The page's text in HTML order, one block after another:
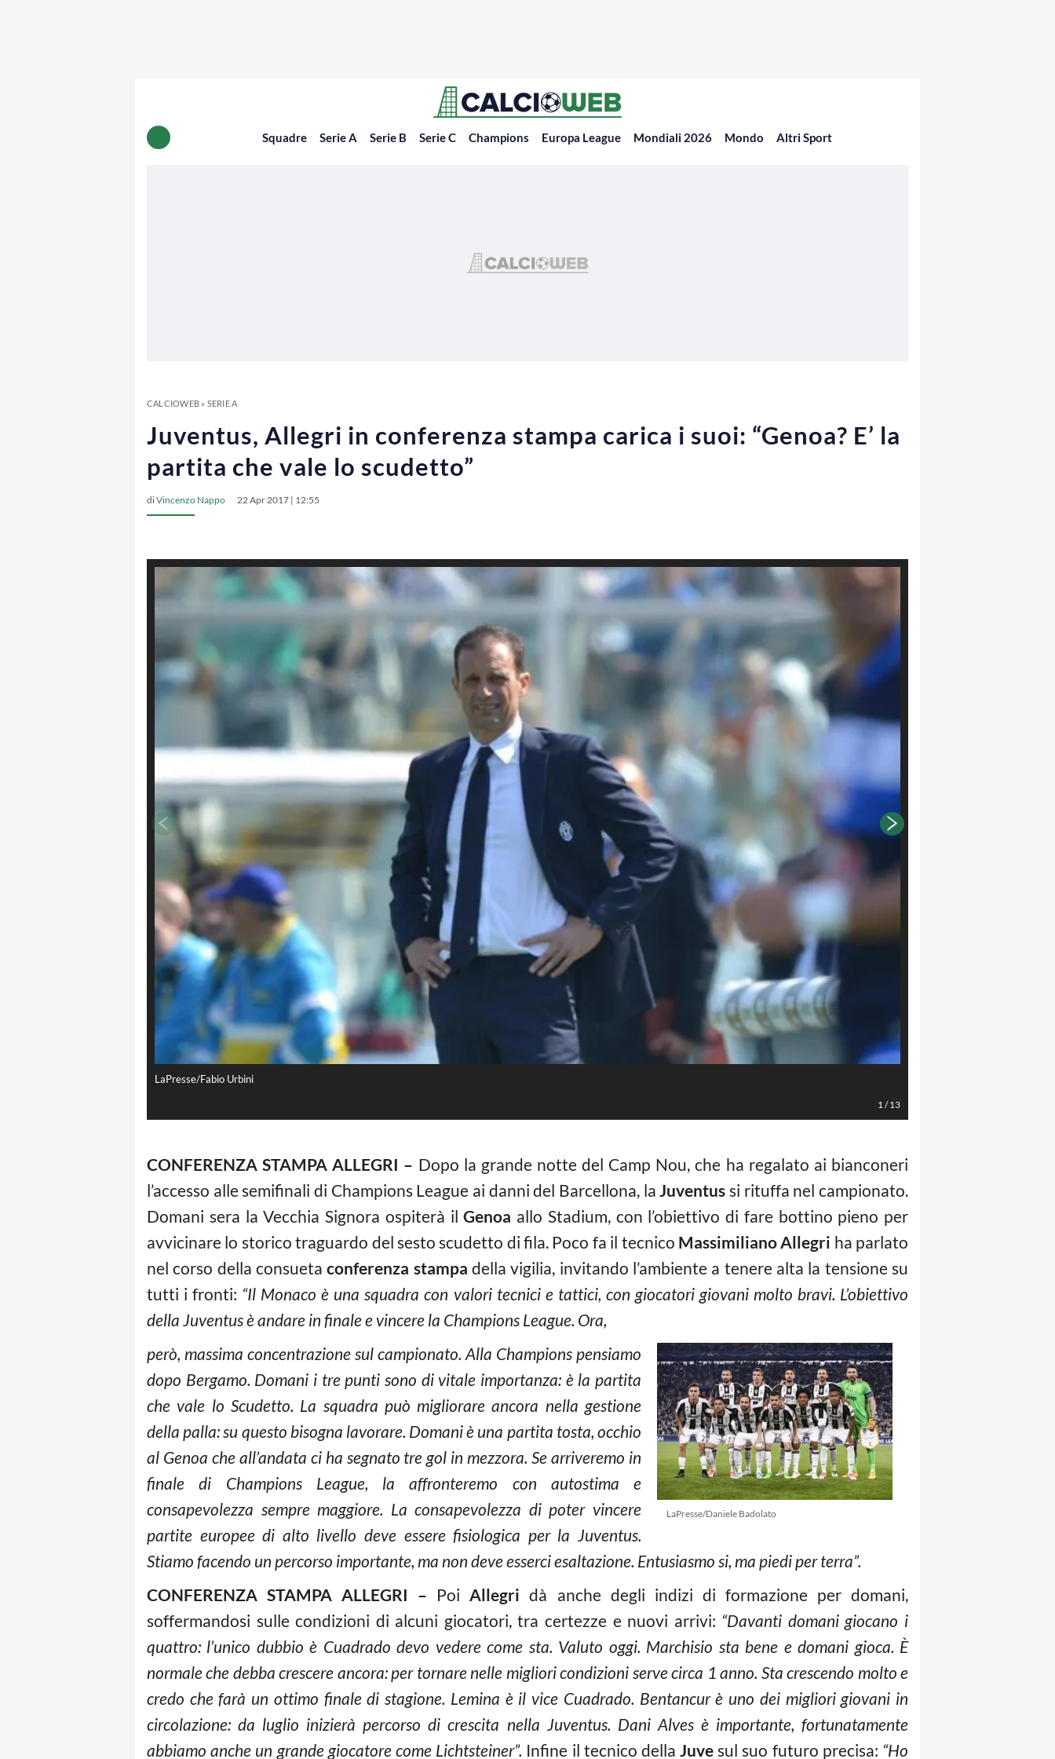
Squadre Serie A Serie B Serie C Champions Europa League Mondiali 2026 Mondo Altri Sport
CALCIOWEB» SERIE A
Juventus, Allegri in conferenza stampa carica i suoi: “Genoa? E’ la
partita che vale lo scudetto”
diVincenzo Nappo 22 Apr 2017 | 12:55
LaPresse/Fabio Urbini
1/13
CONFERENZA STAMPA ALLEGRI – Dopo la grande notte del Camp Nou, che ha regalato ai bianconeri
l’accesso alle semifinali di Champions League ai danni del Barcellona, laJuventus si rituffa nel campionato.
Domani sera la Vecchia Signora ospiterà ilGenoa allo Stadium, con l’obiettivo di fare bottino pieno per
avvicinare lo storico traguardo del sesto scudetto di fila. Poco fa il tecnico Massimiliano Allegri ha parlato
nel corso della consuetaconferenza stampa della vigilia, invitando l’ambiente a tenere alta la tensione su
tutti i fronti: “Il Monaco è una squadra con valori tecnici e tattici, con giocatori giovani molto bravi. L’obiettivo
della Juventus è andare in finale e vincere la Champions League. Ora,
LaPresse/Daniele Badolato
però, massima concentrazione sul campionato. Alla Champions pensiamo
dopo Bergamo. Domani i tre punti sono di vitale importanza: è la partita
che vale lo Scudetto. La squadra può migliorare ancora nella gestione
della palla: su questo bisogna lavorare. Domani è una partita tosta, occhio
al Genoa che all’andata ci ha segnato tre gol in mezzora. Se arriveremo in
finale di Champions League, la affronteremo con autostima e
consapevolezza sempre maggiore. La consapevolezza di poter vincere
partite europee di alto livello deve essere fisiologica per la Juventus.
Stiamo facendo un percorso importante, ma non deve esserci esaltazione. Entusiasmo si, ma piedi per terra”.
CONFERENZA STAMPA ALLEGRI – PoiAllegri dà anche degli indizi di formazione per domani,
soffermandosi sulle condizioni di alcuni giocatori, tra certezze e nuovi arrivi: “Davanti domani giocano i
quattro: l’unico dubbio è Cuadrado devo vedere come sta. Valuto oggi. Marchisio sta bene e domani gioca. È
normale che debba crescere ancora: per tornare nelle migliori condizioni serve circa 1 anno. Sta crescendo molto e
credo che farà un ottimo finale di stagione. Lemina è il vice Cuadrado. Bentancur è uno dei migliori giovani in
circolazione: da luglio inizierà percorso di crescita nella Juventus. Dani Alves è importante, fortunatamente
abbiamo anche un grande giocatore come Lichtsteiner”. Infine il tecnico dellaJuve sul suo futuro precisa: “Ho